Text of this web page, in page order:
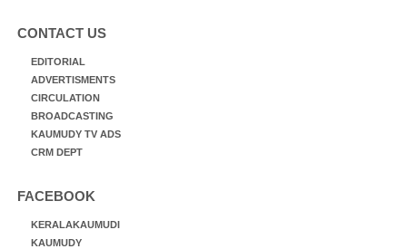
CONTACT US
EDITORIAL
ADVERTISMENTS
CIRCULATION
BROADCASTING
KAUMUDY TV ADS
CRM DEPT
FACEBOOK
KERALAKAUMUDI
KAUMUDY